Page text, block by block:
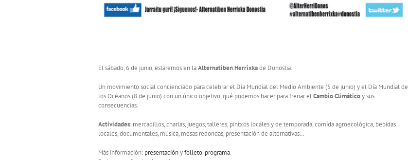
El sábado, 6 de junio, estaremos en laAlternatiben Herrixkade Donostia.
Un movimiento social concienciado para celebrar el Día Mundial del Medio Ambiente (5 de junio) y el Día Mundial de
los Océanos (8 de junio) con un único objetivo, qué podemos hacer para frenar elCambio Climáticoy sus
consecuencias.
Actividades: mercadillos, charlas, juegos, talleres, pintxos locales y de temporada, comída agroecológica, bebidas
locales, documentales, música, mesas redondas, presentación de alternativas…
Más información: presentaciónyfolleto-programa.